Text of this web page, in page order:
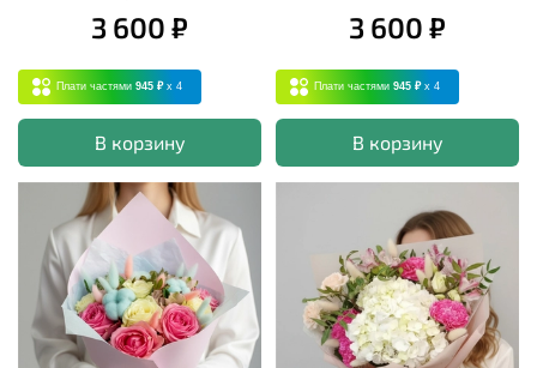
3 600 ₽
Плати частями 945 ₽ x 4
В корзину
3 600 ₽
Плати частями 945 ₽ x 4
В корзину